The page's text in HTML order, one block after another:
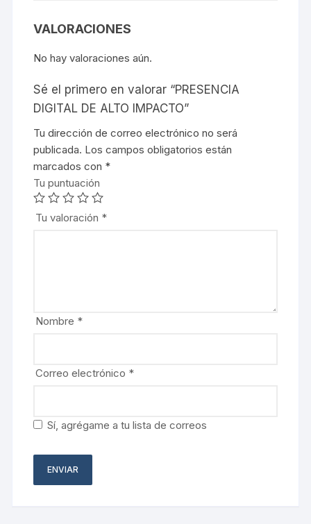
VALORACIONES
No hay valoraciones aún.
Sé el primero en valorar “PRESENCIA
DIGITAL DE ALTO IMPACTO”
Tu dirección de correo electrónico no será
publicada. Los campos obligatorios están
marcados con *
Tu puntuación
Tu valoración *
Nombre *
Correo electrónico *
Sí, agrégame a tu lista de correos